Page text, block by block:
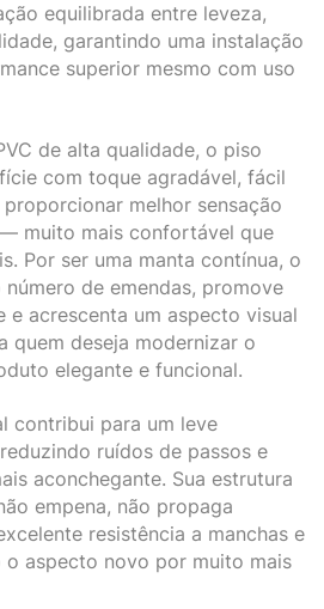
equilibrada entre leveza,
garantindo uma instalação
superior mesmo com uso
de alta qualidade, o piso
com toque agradável, fácil
melhor sensação
muito mais confortável que
Por ser uma manta contínua, o
de emendas, promove
e acrescenta um aspecto visual
quem deseja modernizar o
elegante e funcional.
contribui para um leve
ruídos de passos e
aconchegante. Sua estrutura
empena, não propaga
resistência a manchas e
o aspecto novo por muito mais